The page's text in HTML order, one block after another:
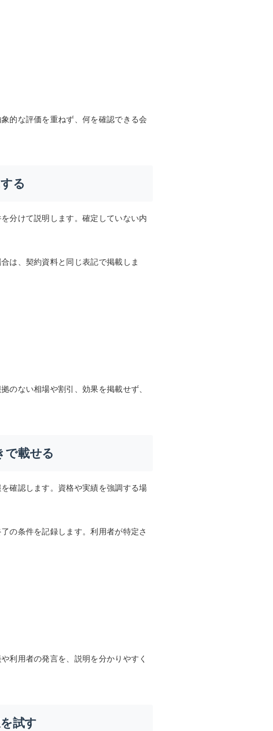
的な評価を重ねず、何を確認できる会
る
分けて説明します。確定していない内
は、契約資料と同じ表記で掲載しま
のない相場や割引、効果を掲載せず、
で載せる
確認します。資格や実績を強調する場
の条件を記録します。利用者が特定さ
利用者の発言を、説明を分かりやすく
試す